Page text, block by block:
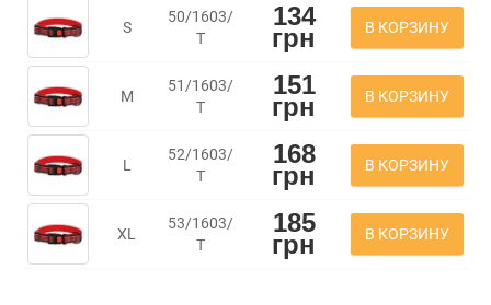
S
50/1603/
Т
134
грн В КОРЗИНУ
M
51/1603/
Т
151
грн В КОРЗИНУ
L
52/1603/
Т
168
грн В КОРЗИНУ
XL
53/1603/
Т
185
грн В КОРЗИНУ